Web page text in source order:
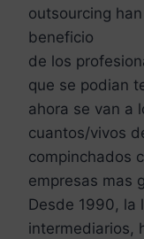
outsourcing
beneficio
de los
que se podian
ahora se van a
cuantos/vivos
compinchados
empresas mas
Desde 1990, la
intermediarios,